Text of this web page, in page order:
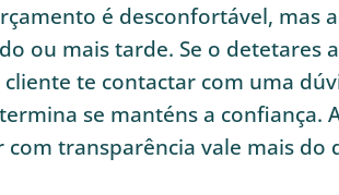
é desconfortável, mas
ou mais tarde. Se o detetares
te contactar com uma
se manténs a confiança.
transparência vale mais do